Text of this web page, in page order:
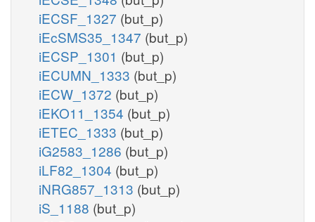
iECSF_1327 (but_p)
iEcSMS35_1347 (but_p)
iECSP_1301 (but_p)
iECUMN_1333 (but_p)
iECW_1372 (but_p)
iEKO11_1354 (but_p)
iETEC_1333 (but_p)
iG2583_1286 (but_p)
iLF82_1304 (but_p)
iNRG857_1313 (but_p)
iS_1188 (but_p)